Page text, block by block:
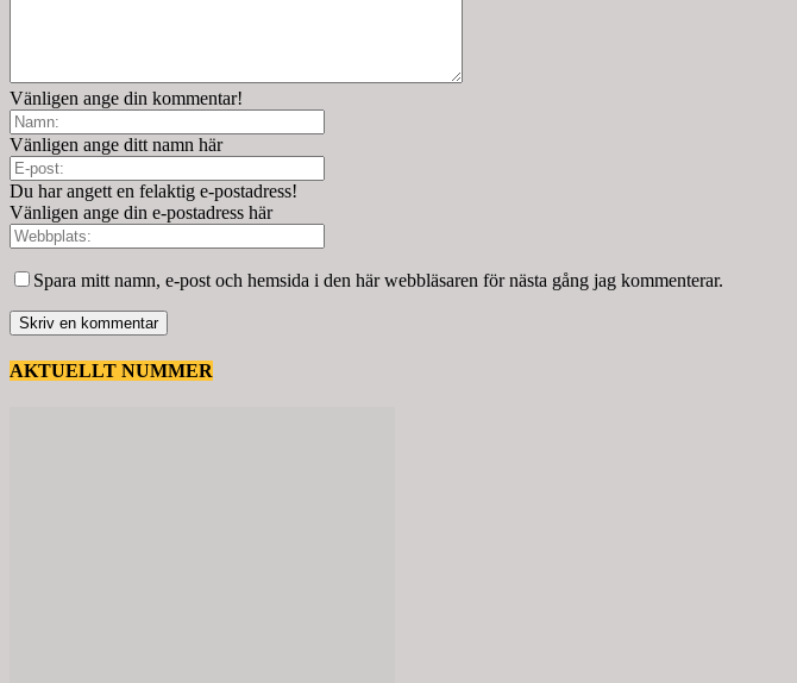
Vänligen ange din kommentar!
Vänligen ange ditt namn här
Du har angett en felaktig e-postadress!
Vänligen ange din e-postadress här
Spara mitt namn, e-post och hemsida i den här webbläsaren för nästa gång jag kommenterar.
AKTUELLT NUMMER